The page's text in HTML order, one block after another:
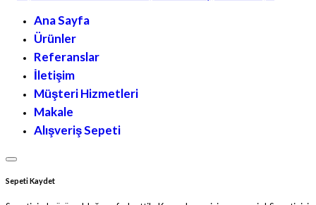
Ana Sayfa
Ürünler
Referanslar
İletişim
Müşteri Hizmetleri
Makale
Alışveriş Sepeti
Sepeti Kaydet